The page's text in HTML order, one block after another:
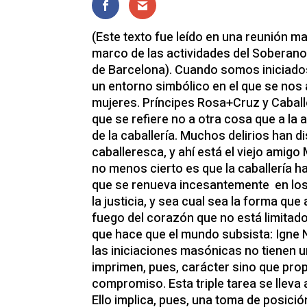
(Este texto fue leído en una reunión masónica celebrada en marzo de 2012, en el marco de las actividades del Soberano Capítulo Rosa+Cruz Salud, Fuerza y Unión nº 1, de Barcelona). Cuando somos iniciados al grado 18 del R:.E:.A:.A:. se nos introduce en un entorno simbólico en el que se nos alude como caballeros, tanto a hombres como mujeres. Príncipes Rosa+Cruz y Caballeros del Águila y el Pelícano: toda una divisa que se refiere no a otra cosa que a la asunción de la actitud moral y espiritual propia de la caballería. Muchos delirios han discurrido en torno a la propuesta de una vida caballeresca, y ahí está el viejo amigo Miguel de Cervantes para recordárnoslo. Pero no menos cierto es que la caballería ha sido el sustento tradicional de una propuesta que se renueva incesantemente en los corazones de las personas persuadidas por la justicia, y sea cual sea la forma que adopte este impulso lo hace atendiendo a un fuego del corazón que no está limitado por el tiempo ni el espacio. Ese fuego es lo que hace que el mundo subsista: Igne Natura Renovatur Integra.\r\n\r\nSabido es que las iniciaciones masónicas no tienen un carácter sacramental sino simbólico. No imprimen, pues, carácter sino que propician una perspectiva, una reflexión y un compromiso. Esta triple tarea se lleva a cabo de manera personal y grupal a la vez. Ello implica, pues, una toma de posición ética, lo que quiere decir que lo que se compromete aquí es nuestro comportamiento.\r\n\r\nLa naturaleza de este compromiso se define en el momento de la iniciación. Se dice, entre otras cosas: “Que el débil y el oprimido encuentren un defensor en ti. Que la patria sea salvada por ti de la tiranía. Que tu inteligencia pueda penetrar en las leyes del mundo. Que la justicia pueda exaltar a tu alma. Sé libre”. Estas son, pues, nuestras tareas: luchar por la justicia para la liberación de los oprimidos, de manera tanto individual como colectiva.\r\n\r\nSiendo así las cosas, este palustre que hoy someto a vuestra consideración pretende plantear el sentido de nuestro compromiso en la presente situación social, económica y política.\r\n\r\nMi tesis es la siguiente: lo que llamamos crisis no es tal. Se trata de una contrarrevolución, en el pleno sentido de este concepto y con todo lo que ello implica. Es decir, la lucha contra un cambio profundo que se ha producido en la sociedad, lucha emprendida por quienes se consideran perjudicados por él en sus intereses, con la determinación de revertir las transformaciones que señalan la nueva era emprendida.\r\n\r\nEsta contrarrevolución que vivimos es la fase actual de un proceso iniciado, por lo menos, hace 40 años. El objetivo de este proceso es la vuelta atrás de los derechos políticos, sociales y civiles instaurados en Europa occidental después de 1945. Es decir, la ruptura del pacto que estuvo en la salida de la Segunda Guerra Mundial y que dio paso a lo que llamamos estado del bienestar, o economía social de mercado. Un acuerdo entre las distintas corrientes que confluyeron en el impulso de la Europa unida, principalmente socialdemócratas y socialcristianos, en el que se puso de relieve que lo esencial de la democracia liberal desde sus orígenes no es, como algunos piensan, el mercado sino el pacto.\r\n\r\nLo que ahora llamamos crisis es un momento crítico puntual en el que se produce una inflexión en las relaciones entre capital financiero, capital industrial y poderes públicos. El primero ha llevado hasta cierto límite su ofensiva, hasta el punto de conseguir que los poderes públicos reparen sus estropicios, como por ejemplo en la crisis de las subprimes, y que redefinan las reglas del juego respecto a los pactos entre las fuerzas que confluyen en el mercado. Y el capital financiero lo ha hecho tratando de suplantar al mercado, tanto adjudicándose su nombre como su función. Con ello ha sometido al capital industrial, obligándole a aliarse con él en la conveniencia de desregular el mercado y privatizar el estado.\r\n\r\nLa crisis, pues, no es tal. Ni siquiera nos encontramos en un modelo socioeconómico agotado en el que hay que replantearse las prestaciones públicas porque son insostenibles. Lo que ha pasado es que el enemigo por fin ha dado la cara. La involución ideológica que ahora triunfa hace 40 años que se prepara en multitud de laboratorios neoconservadores esperando el momento oportuno para hacer la guerra. El auténtico campo de batalla es la mismísima constitución moral de nuestra civilización y nuestra cultura.\r\n\r\nAsí pues, este momento se caracteriza por una disputa por la hegemonía entre el capital financiero y el capital industrial. El sistema